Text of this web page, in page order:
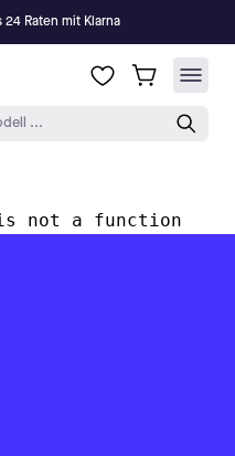
24 Raten mit Klarna
...
not a function